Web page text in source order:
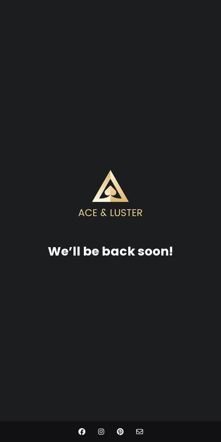
We’ll be back soon!